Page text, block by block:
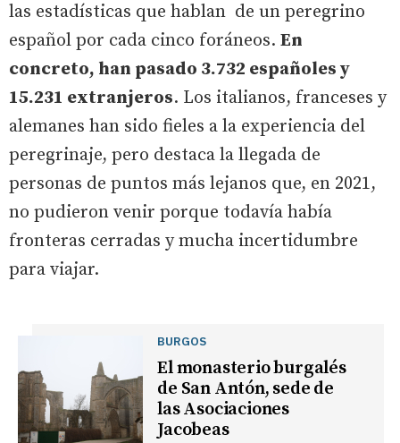
las estadísticas que hablan de un peregrino
español por cada cinco foráneos. En
concreto, han pasado 3.732 españoles y
15.231 extranjeros. Los italianos, franceses y
alemanes han sido fieles a la experiencia del
peregrinaje, pero destaca la llegada de
personas de puntos más lejanos que, en 2021,
no pudieron venir porque todavía había
fronteras cerradas y mucha incertidumbre
para viajar.
BURGOS
El monasterio burgalés
de San Antón, sede de
las Asociaciones
Jacobeas